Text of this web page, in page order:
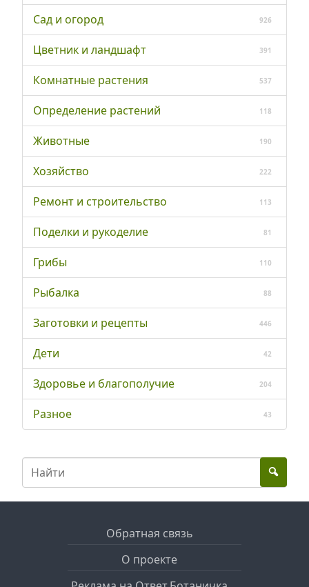
Сад и огород 926
Цветник и ландшафт 391
Комнатные растения 537
Определение растений 118
Животные 190
Хозяйство 222
Ремонт и строительство 113
Поделки и рукоделие 81
Грибы 110
Рыбалка 88
Заготовки и рецепты 446
Дети 42
Здоровье и благополучие 204
Разное 43
Обратная связь
О проекте